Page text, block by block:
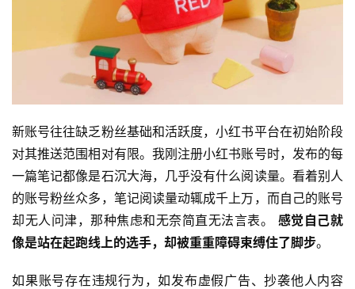
新账号往往缺乏粉丝基础和活跃度，小红书平台在初始阶段
对其推送范围相对有限。我刚注册小红书账号时，发布的每
一篇笔记都像是石沉大海，几乎没有什么阅读量。看着别人
的账号粉丝众多，笔记阅读量动辄成千上万，而自己的账号
却无人问津，那种焦虑和无奈简直无法言表。 感觉自己就
像是站在起跑线上的选手，却被重重障碍束缚住了脚步。
如果账号存在违规行为，如发布虚假广告、抄袭他人内容